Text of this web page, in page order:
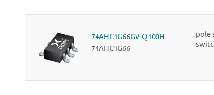
74AHC1G66GV-Q100H
74AHC1G66
pole